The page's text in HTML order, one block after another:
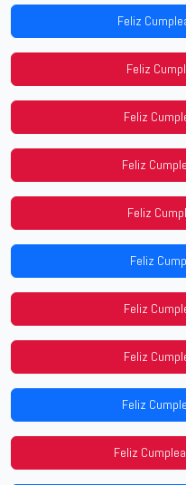
Feliz
Feliz
Feliz
Feliz
Feliz
Feliz
Feliz
Feliz
Feliz
Feliz